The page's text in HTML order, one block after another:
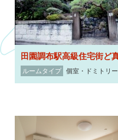
ルームタイプ 個室・ドミトリー